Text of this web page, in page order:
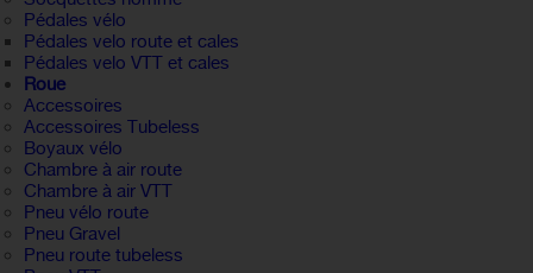
Pédales vélo
Pédales velo route et cales
Pédales velo VTT et cales
Roue
Accessoires
Accessoires Tubeless
Boyaux vélo
Chambre à air route
Chambre à air VTT
Pneu vélo route
Pneu Gravel
Pneu route tubeless